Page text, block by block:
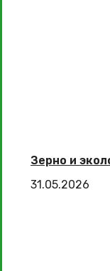
Зерно и
31.05.2026